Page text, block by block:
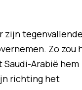
zijn
Zo zou
Saudi-Arabië hem
richting het